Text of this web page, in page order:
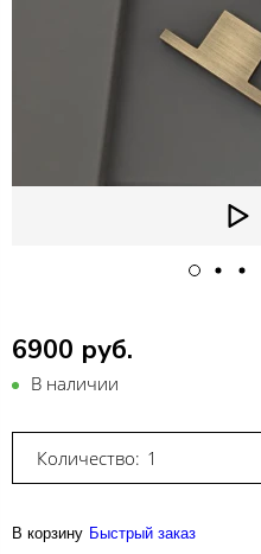
6900 руб.
В наличии
Количество:
В корзину Быстрый заказ